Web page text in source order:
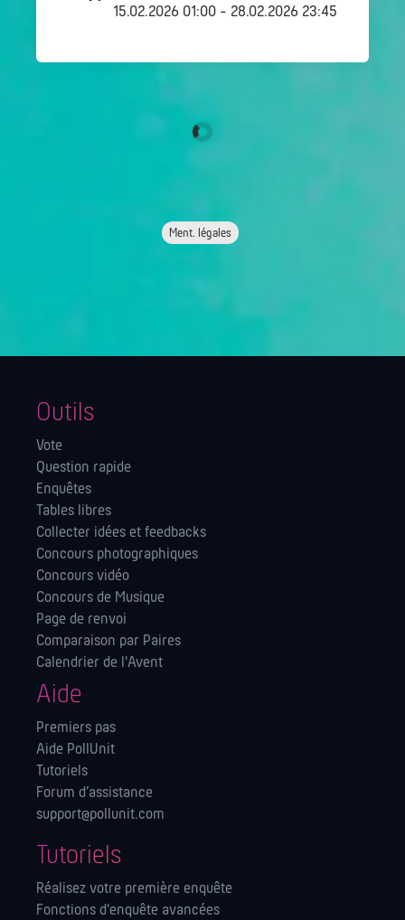
15.02.2026 01:00 - 28.02.2026 23:45
Ment. légales
Outils
Vote
Question rapide
Enquêtes
Tables libres
Collecter idées et feedbacks
Concours photographiques
Concours vidéo
Concours de Musique
Page de renvoi
Comparaison par Paires
Calendrier de l'Avent
Aide
Premiers pas
Aide PollUnit
Tutoriels
Forum d’assistance
support@pollunit.com
Tutoriels
Réalisez votre première enquête
Fonctions d'enquête avancées